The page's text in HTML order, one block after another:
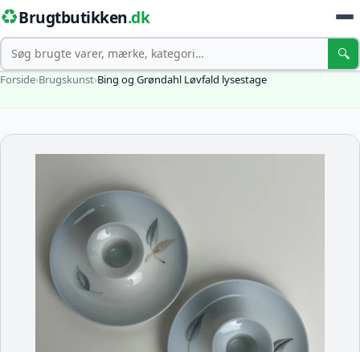
♻️Brugtbutikken.dk
Søg 🔍
Forside›Brugskunst›Bing og Grøndahl Løvfald lysestage